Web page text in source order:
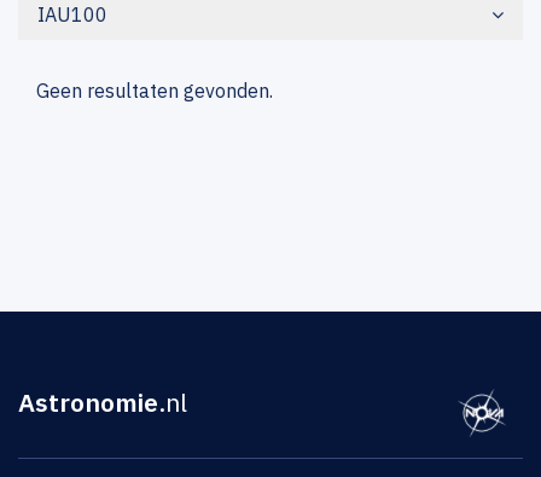
IAU100
Geen resultaten gevonden.
Astronomie.nl